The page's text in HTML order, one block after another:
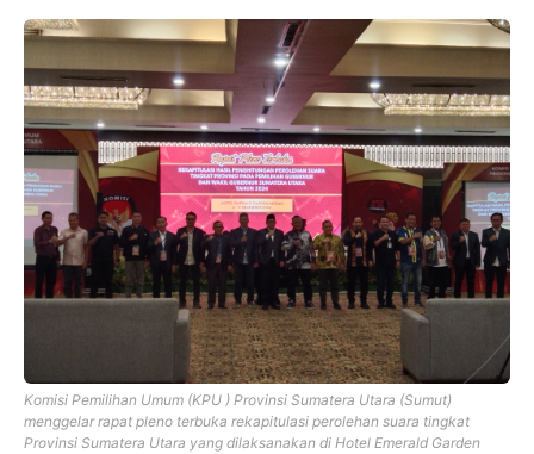
Komisi Pemilihan Umum (KPU ) Provinsi Sumatera Utara (Sumut)
menggelar rapat pleno terbuka rekapitulasi perolehan suara tingkat
Provinsi Sumatera Utara yang dilaksanakan di Hotel Emerald Garden